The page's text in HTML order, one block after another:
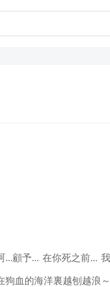
顧予... 在你死之前...
血的海洋裏越刨越浪～